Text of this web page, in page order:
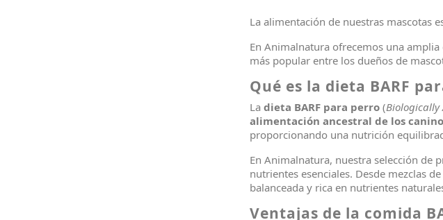
La alimentación de nuestras mascotas
En Animalnatura ofrecemos una
más popular entre los dueños de
Qué es la dieta BARF
La dieta BARF para perro(Biologically
alimentación ancestral de los
proporcionando una nutrición
En Animalnatura, nuestra selección de
nutrientes esenciales. Desde mezclas
balanceada y rica en nutrientes
Ventajas de la comida